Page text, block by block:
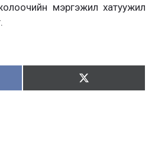
мэргэжил хатуужил
Түгээх:
Т